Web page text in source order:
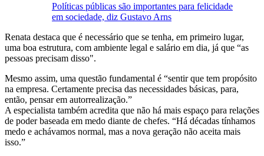
Políticas públicas são importantes para felicidade
em sociedade, diz Gustavo Arns
Renata destaca que é necessário que se tenha, em primeiro lugar,
uma boa estrutura, com ambiente legal e salário em dia, já que “as
pessoas precisam disso".
Mesmo assim, uma questão fundamental é “sentir que tem propósito
na empresa. Certamente precisa das necessidades básicas, para,
então, pensar em autorrealização.”
A especialista também acredita que não há mais espaço para relações
de poder baseada em medo diante de chefes. “Há décadas tínhamos
medo e achávamos normal, mas a nova geração não aceita mais
isso.”